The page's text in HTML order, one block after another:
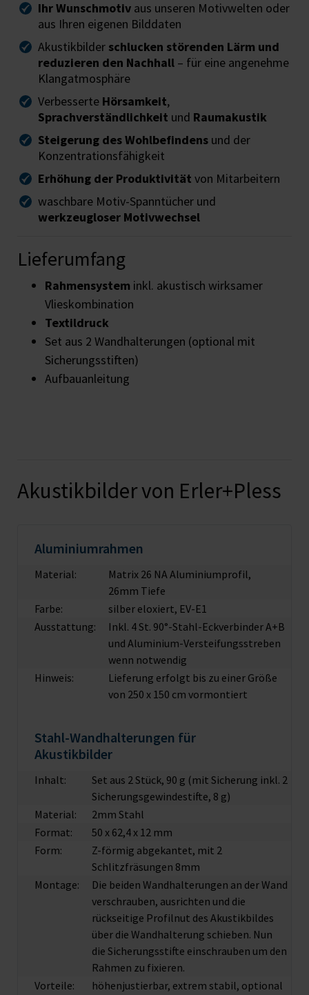
Ihr Wunschmotiv aus unseren Motivwelten oder
aus Ihren eigenen Bilddaten
Akustikbilder schlucken störenden Lärm und
reduzieren den Nachhall – für eine angenehme
Klangatmosphäre
Verbesserte Hörsamkeit,
Sprachverständlichkeit und Raumakustik
Steigerung des Wohlbefindens und der
Konzentrationsfähigkeit
Erhöhung der Produktivität von Mitarbeitern
waschbare Motiv-Spanntücher und
werkzeugloser Motivwechsel
Lieferumfang
Rahmensystem inkl. akustisch wirksamer
Vlieskombination
Textildruck
Set aus 2 Wandhalterungen (optional mit
Sicherungsstiften)
Aufbauanleitung
Akustikbilder von Erler+Pless
Aluminiumrahmen
Material:
Matrix 26 NA Aluminiumprofil,
26mm Tiefe
Farbe:
silber eloxiert, EV-E1
Ausstattung:
Inkl. 4 St. 90°-Stahl-Eckverbinder A+B
und Aluminium-Versteifungsstreben
wenn notwendig
Hinweis:
Lieferung erfolgt bis zu einer Größe
von 250 x 150 cm vormontiert
Stahl-Wandhalterungen für
Akustikbilder
Inhalt:
Set aus 2 Stück, 90 g (mit Sicherung inkl. 2
Sicherungsgewindestifte, 8 g)
Material:
2mm Stahl
Format:
50 x 62,4 x 12 mm
Form:
Z-förmig abgekantet, mit 2
Schlitzfräsungen 8mm
Montage:
Die beiden Wandhalterungen an der Wand
verschrauben, ausrichten und die
rückseitige Profilnut des Akustikbildes
über die Wandhalterung schieben. Nun
die Sicherungsstifte einschrauben um den
Rahmen zu fixieren.
Vorteile:
höhenjustierbar, extrem stabil, optional